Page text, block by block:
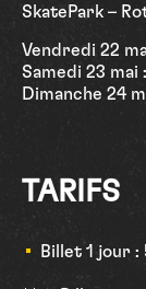
SkatePark –
Vendredi 22
Samedi 23 mai
Dimanche 24
TARIFS
Billet 1 jour :